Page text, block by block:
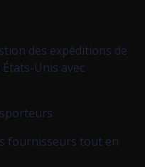
des expéditions de
Unis avec
fournisseurs tout en